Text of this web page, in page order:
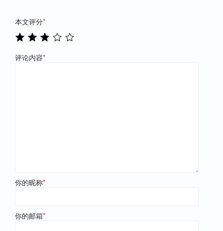
本文评分*
评论内容*
你的昵称*
你的邮箱*